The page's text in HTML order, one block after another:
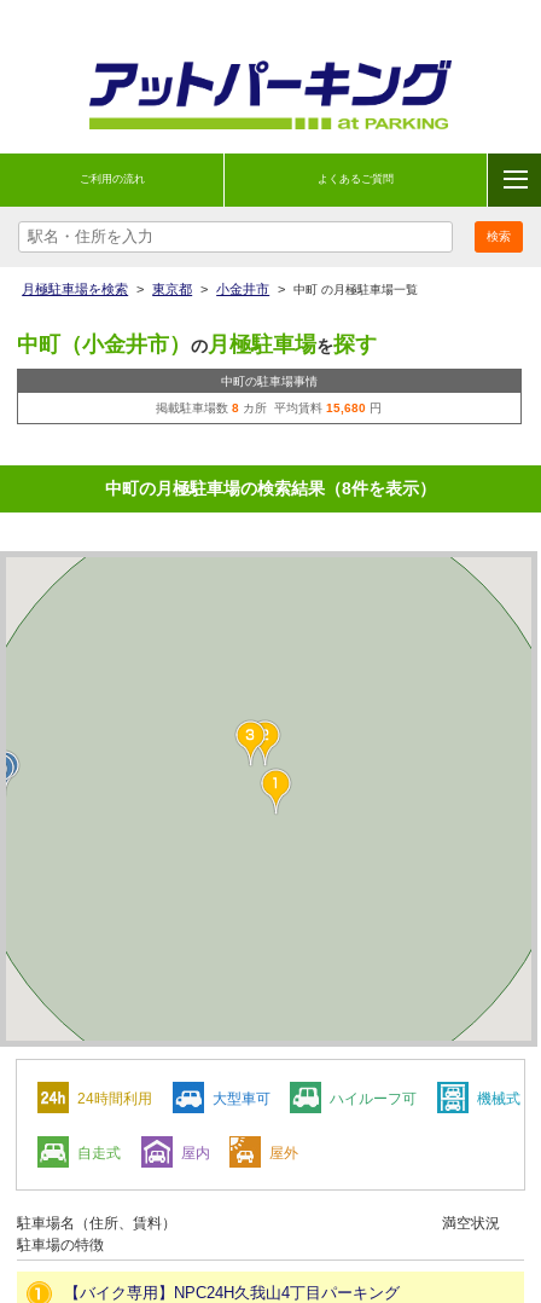
ご利用の流れ よくあるご質問
月極駐車場を検索 > 東京都 > 小金井市 > 中町 の月極駐車場一覧
中町（小金井市） の月極駐車場を探す
中町の駐車場事情
掲載駐車場数8 カ所 平均賃料15,680 円
中町の月極駐車場の検索結果（8件を表示）
24時間利用 大型車可 ハイルーフ可 機械式
自走式 屋内 屋外
駐車場名（住所、賃料）
駐車場の特徴
満空状況
【バイク専用】NPC24H久我山4丁目パーキング